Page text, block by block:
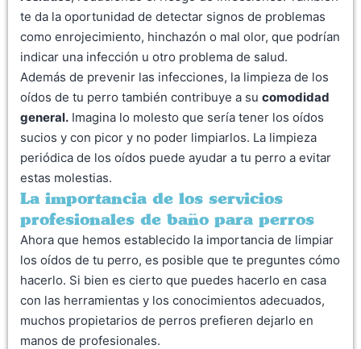
te da la oportunidad de detectar signos de problemas
como enrojecimiento, hinchazón o mal olor, que podrían
indicar una infección u otro problema de salud.
Además de prevenir las infecciones, la limpieza de los
oídos de tu perro también contribuye a su comodidad
general. Imagina lo molesto que sería tener los oídos
sucios y con picor y no poder limpiarlos. La limpieza
periódica de los oídos puede ayudar a tu perro a evitar
estas molestias.
La importancia de los servicios
profesionales de baño para perros
Ahora que hemos establecido la importancia de limpiar
los oídos de tu perro, es posible que te preguntes cómo
hacerlo. Si bien es cierto que puedes hacerlo en casa
con las herramientas y los conocimientos adecuados,
muchos propietarios de perros prefieren dejarlo en
manos de profesionales.